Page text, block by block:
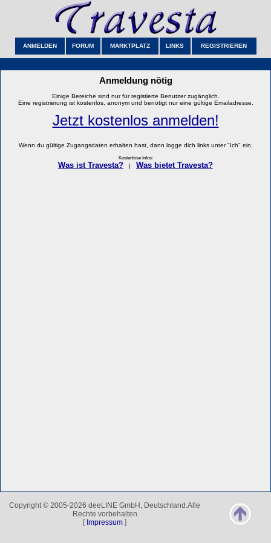
ANMELDEN FORUM MARKTPLATZ LINKS REGISTRIEREN
Anmeldung nötig
Einige Bereiche sind nur für registierte Benutzer zugänglich.
Eine registrierung ist kostenlos, anonym und benötigt nur eine gültige Emailadresse.
Jetzt kostenlos anmelden!
Wenn du gültige Zugangsdaten erhalten hast, dann logge dich links unter "Ich" ein.
Kostenlose Infos:
Was ist Travesta? Was bietet Travesta?
Copyright © 2005-2026 deeLINE GmbH, Deutschland.Alle
Rechte vorbehalten
[ Impressum ]